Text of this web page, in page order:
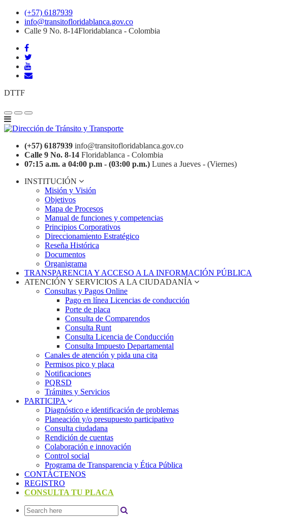
(+57) 6187939
info@transitofloridablanca.gov.co
Calle 9 No. 8-14Floridablanca - Colombia
DTTF
(+57) 6187939 info@transitofloridablanca.gov.co
Calle 9 No. 8-14 Floridablanca - Colombia
07:15 a.m. a 04:00 p.m - (03:00 p.m.) Lunes a Jueves - (Viernes)
INSTITUCIÓN
Misión y Visión
Objetivos
Mapa de Procesos
Manual de funciones y competencias
Principios Corporativos
Direccionamiento Estratégico
Reseña Histórica
Documentos
Organigrama
TRANSPARENCIA Y ACCESO A LA INFORMACIÓN PÚBLICA
ATENCIÓN Y SERVICIOS A LA CIUDADANÍA
Consultas y Pagos Online
Pago en línea Licencias de conducción
Porte de placa
Consulta de Comparendos
Consulta Runt
Consulta Licencia de Conducción
Consulta Impuesto Departamental
Canales de atención y pida una cita
Permisos pico y placa
Notificaciones
PQRSD
Trámites y Servicios
PARTICIPA
Diagnóstico e identificación de problemas
Planeación y/o presupuesto participativo​
Consulta ciudadana
Rendición de cuentas
Colaboración e innovación
Control social
Programa de Transparencia y Ética Pública
CONTÁCTENOS
REGISTRO
CONSULTA TU PLACA